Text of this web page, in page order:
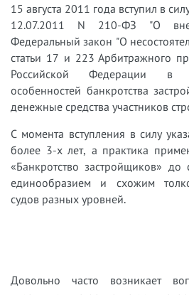
15 августа 2011 года вступил в
12.07.2011 N 210-ФЗ "О
Федеральный закон "О
статьи 17 и 223 Арбитражного
Российской Федерации в
особенностей банкротства
денежные средства участников
С момента вступления в силу
более 3-х лет, а практика
«Банкротство застройщиков» до
единообразием и схожим
судов разных уровней.
Довольно часто возникает